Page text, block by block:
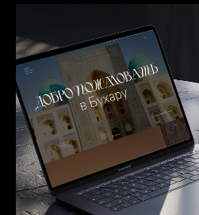
СВЯЗАТЬСЯ